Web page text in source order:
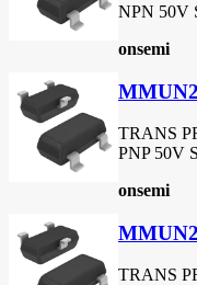
NPN 50V
onsemi
TRANS
PNP 50V
onsemi
TRANS